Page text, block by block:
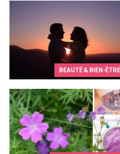
BEAUTÉ & BIEN-ÊTRE
Pour la Saint-Valentin,
IDYL : Des soins aux